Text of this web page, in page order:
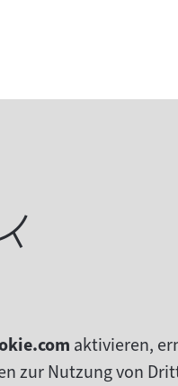
aktivieren,
zur Nutzung von